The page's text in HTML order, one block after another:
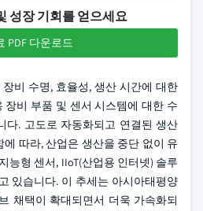
성장 기회를 얻으세요
PDF 다운로드
비 수명, 효율성, 생산 시간에 대한
장비 부품 및 센서 시스템에 대한 수
다. 고도로 자동화되고 연결된 생산
따라, 산업은 생산을 중단 없이 유
능형 센서, IIoT(산업용 인터넷) 솔루
있습니다. 이 추세는 아시아태평양
채택이 확대되면서 더욱 가속화되